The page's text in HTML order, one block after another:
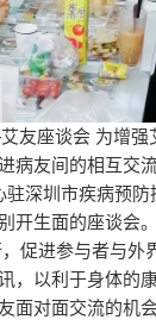
友座谈会 为增强
病友间的相互交
驻深圳市疾病预
开生面的座谈会
促进参与者与外
，以利于身体的
面对面交流的机